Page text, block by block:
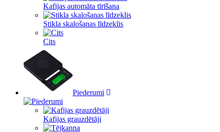
Kafijas automāta tīrīšana
Stikla skalošanas līdzeklis
Cits
Piederumi
Kafijas grauzdētāji